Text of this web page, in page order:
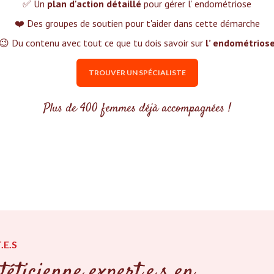
✅ Un plan d'action détaillé pour gérer l’ endométriose
❤️ Des groupes de soutien pour t'aider dans cette démarche
Du contenu avec tout ce que tu dois savoir sur l’
TROUVER UN SPÉCIALISTE
Plus de 400 femmes déjà accompagnées !